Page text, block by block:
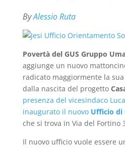
ByAlessio Ruta
Povertà del GUS Gruppo
aggiunge un nuovo
radicato maggiormente la
dalla nascita del progetto
presenza del vicesindaco
inaugurato il nuovo Ufficio di
che si trova in Via del Fortino
Il nuovo ufficio vuole essere